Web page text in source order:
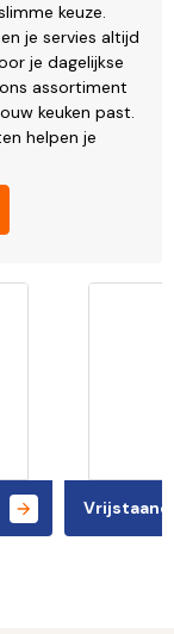
keuze.
je servies altijd
je dagelijkse
assortiment
keuken past.
helpen je
Vrijstaand